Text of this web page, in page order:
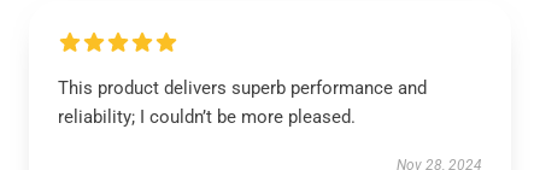
This product delivers superb performance and
reliability; I couldn’t be more pleased.
Nov 28, 2024